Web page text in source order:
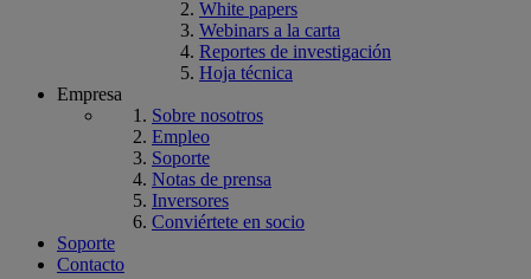
White papers
Webinars a la carta
Reportes de investigación
Hoja técnica
Empresa
Sobre nosotros
Empleo
Soporte
Notas de prensa
Inversores
Conviértete en socio
Soporte
Contacto